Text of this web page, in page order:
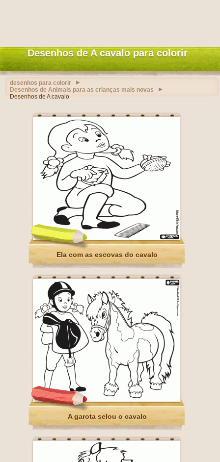
Desenhos de A cavalo para colorir
desenhos para colorir
Desenhos de Animais para as crianças mais novas
Desenhos de A cavalo
Ela com as escovas do cavalo
A garota selou o cavalo